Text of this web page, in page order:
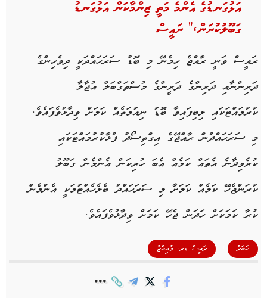
އަޅުގަނޑުގެ އެންމެ މަތީ ޒިންމާކަން އަޅުގަނޑު
ގަބޫލުކުރަން،” ރައީސް
ރައީސް ވަނީ ރާއްޖެ ހިމެނޭ މި ބޮޑު ސަރަހައްދަކީ ދިވެހިންގެ
ދަރިންނާއި ދަރިންގެ ދަރީންގެ މުސްތަގްބަލް އުޖާލާ
ކުރުމައްޓަކައި ލިބިފައިވާ ބޮޑު ނިއުމަތެއް ކަމަށް ވިދާޅުވެފައެވެ.
މި ސަރަހައްދުން ރާއްޖޭގެ އިގްތިސޯދު ފުޅާކުރުމައްޓަކައި
ކުރެވިދާނެ އެތައް ކަމެއް އެބަ ހުރިކަން އެންމެން ގަބޫލު
ކުރަންޖެހޭ ކަމެއް ކަމަށާ މި ސަރަހައްދު ބެލެހެއްޓުމަކީ އެންމެން
ކުރާ ކަމަކަށް ހަދަން ޖެހޭ ކަމަށް ވިދާޅުވެފައެވެ.
ހަބަރު ރައީސް ޑރ. މުއިއްޒު